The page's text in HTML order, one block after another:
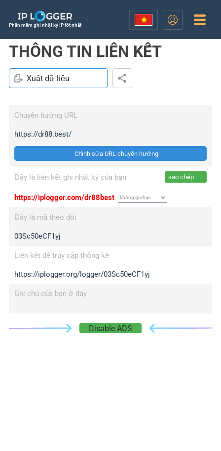
Phần mềm ghi nhật ký IP tốt nhất
THÔNG TIN LIÊN KẾT
Xuất dữ liệu
Chuyển hướng URL
https://dr88.best/
Chỉnh sửa URL chuyển hướng
Đây là liên kết ghi nhật ký của bạn sao chép
https://iplogger.com/dr88best
Đây là mã theo dõi
03Sc50eCF1yj
Liên kết để truy cập thống kê
https://iplogger.org/logger/03Sc50eCF1yj
Ghi chú của bạn ở đây
Disable ADS